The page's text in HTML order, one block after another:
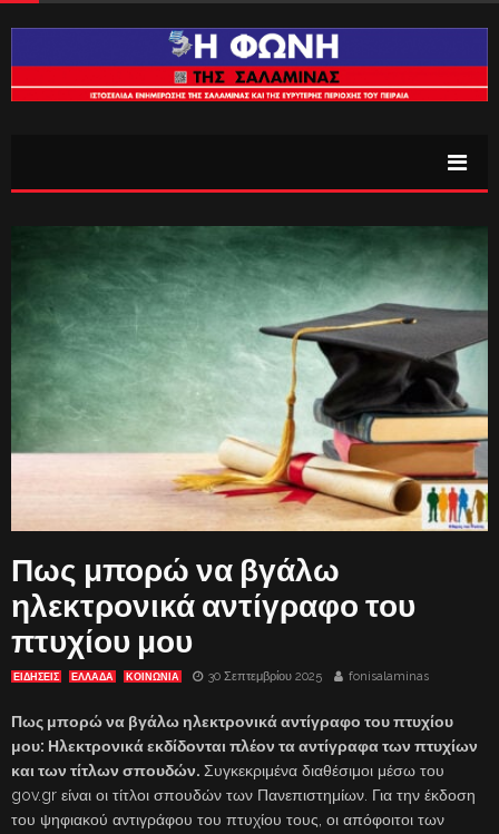
Πως μπορώ να βγάλω
ηλεκτρονικά αντίγραφο του
πτυχίου μου
ΕΙΔΗΣΕΙΣ ΕΛΛΑΔΑ ΚΟΙΝΩΝΙΑ 30 Σεπτεμβρίου 2025 fonisalaminas
Πως μπορώ να βγάλω ηλεκτρονικά αντίγραφο του πτυχίου
μου: Ηλεκτρονικά εκδίδονται πλέον τα αντίγραφα των πτυχίων
και των τίτλων σπουδών. Συγκεκριμένα διαθέσιμοι μέσω του
gov.gr είναι οι τίτλοι σπουδών των Πανεπιστημίων. Για την έκδοση
του ψηφιακού αντιγράφου του πτυχίου τους, οι απόφοιτοι των